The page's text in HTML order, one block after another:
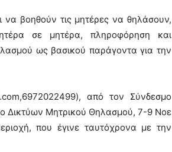
βοηθούν τις μητέρες να θηλάσουν,
σε μητέρα, πληροφόρηση και
ως βασικού παράγοντα για την
από τον Σύνδεσμο
Δικτύων Μητρικού Θηλασμού, 7-9 Νοε
που έγινε ταυτόχρονα με την